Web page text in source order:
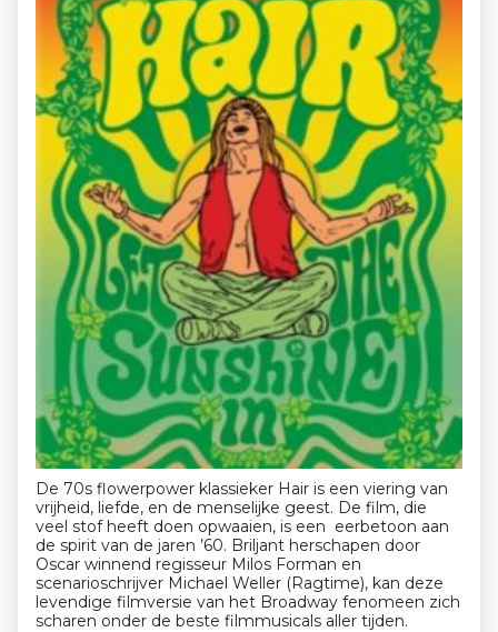
De 70s flowerpower klassieker Hair is een viering van
vrijheid, liefde, en de menselijke geest. De film, die
veel stof heeft doen opwaaien, is een eerbetoon aan
de spirit van de jaren ’60. Briljant herschapen door
Oscar winnend regisseur Milos Forman en
scenarioschrijver Michael Weller (Ragtime), kan deze
levendige filmversie van het Broadway fenomeen zich
scharen onder de beste filmmusicals aller tijden.